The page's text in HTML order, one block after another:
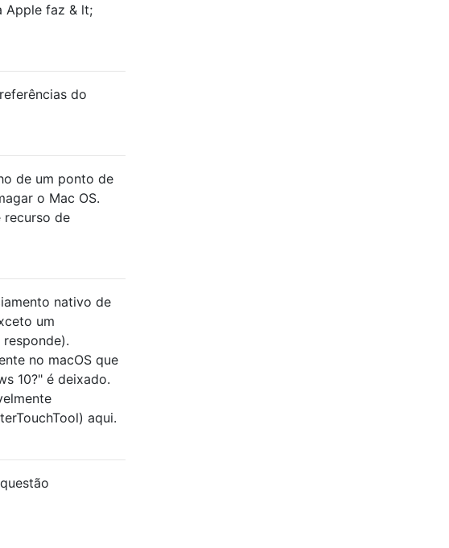
Apple faz & lt;
do
de um ponto de
o Mac OS.
recurso de
nativo de
um
no macOS que
10?" é deixado.
aqui.